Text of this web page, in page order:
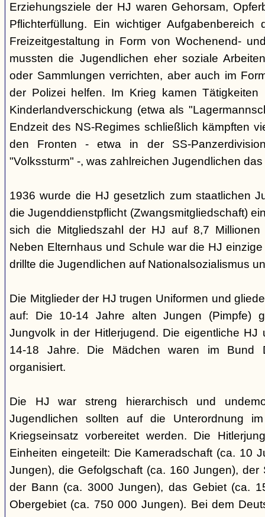
Erziehungsziele der HJ waren Gehorsam,
Pflichterfüllung. Ein wichtiger
Freizeitgestaltung in Form von Wochenend-
mussten die Jugendlichen eher soziale
oder Sammlungen verrichten, aber auch im
der Polizei helfen. Im Krieg kamen
Kinderlandverschickung (etwa als
Endzeit des NS-Regimes schließlich kämpften
den Fronten - etwa in der SS-
"Volkssturm" -, was zahlreichen Jugendlichen
1936 wurde die HJ gesetzlich zum staatlichen
die Jugenddienstpflicht (Zwangsmitgliedschaft)
sich die Mitgliedszahl der HJ auf 8,7 Millionen
Neben Elternhaus und Schule war die HJ
drillte die Jugendlichen auf Nationalsozialismus
Die Mitglieder der HJ trugen Uniformen und
auf: Die 10-14 Jahre alten Jungen (Pimpfe)
Jungvolk in der Hitlerjugend. Die eigentliche HJ
14-18 Jahre. Die Mädchen waren im Bund
organisiert.
Die HJ war streng hierarchisch und
Jugendlichen sollten auf die Unterordnung
Kriegseinsatz vorbereitet werden. Die
Einheiten eingeteilt: Die Kameradschaft (ca. 10
Jungen), die Gefolgschaft (ca. 160 Jungen), der
der Bann (ca. 3000 Jungen), das Gebiet (ca.
Obergebiet (ca. 750 000 Jungen). Bei dem